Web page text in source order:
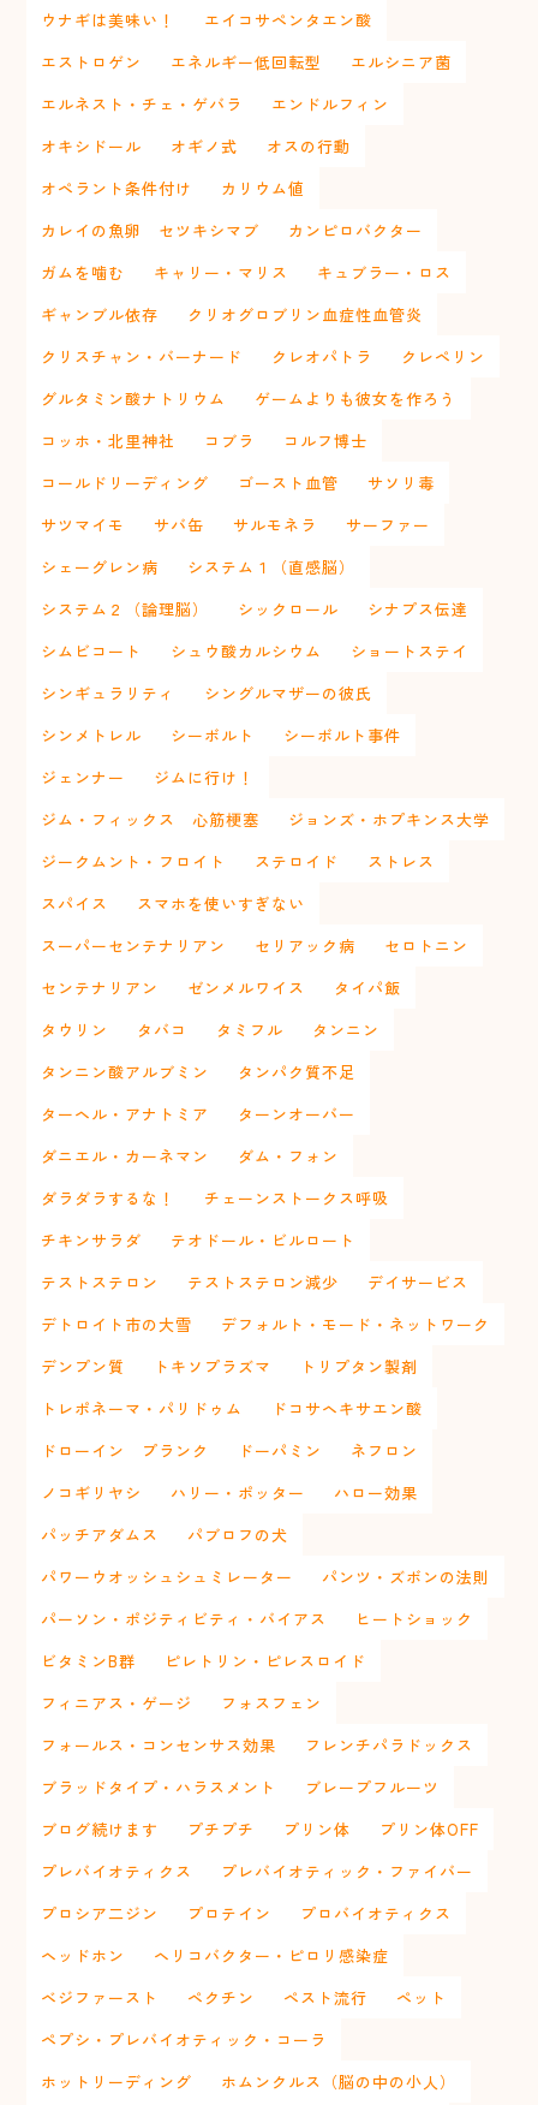
ウナギは美味い！
エイコサペンタエン酸
エストロゲン
エネルギー低回転型
エルシニア菌
エルネスト・チェ・ゲバラ
エンドルフィン
オキシドール
オギノ式
オスの行動
オペラント条件付け
カリウム値
カレイの魚卵 セツキシマブ
カンピロバクター
ガムを噛む
キャリー・マリス
キュブラー・ロス
ギャンブル依存
クリオグロブリン血症性血管炎
クリスチャン・バーナード
クレオパトラ
クレペリン
グルタミン酸ナトリウム
ゲームよりも彼女を作ろう
コッホ・北里神社
コブラ
コルフ博士
コールドリーディング
ゴースト血管
サソリ毒
サツマイモ
サバ缶 サルモネラ
サーファー
シェーグレン病
システム１（直感脳）
システム２（論理脳）
シックロール
シナプス伝達
シムビコート
シュウ酸カルシウム
ショートステイ
シンギュラリティ
シングルマザーの彼氏
シンメトレル
シーボルト
シーボルト事件
ジェンナー
ジムに行け！
ジム・フィックス 心筋梗塞
ジョンズ・ホプキンス大学
ジークムント・フロイト
ステロイド
ストレス
スパイス
スマホを使いすぎない
スーパーセンテナリアン
セリアック病
セロトニン
センテナリアン
ゼンメルワイス
タイパ飯
タウリン
タバコ タミフル
タンニン
タンニン酸アルブミン
タンパク質不足
ターヘル・アナトミア
ターンオーバー
ダニエル・カーネマン
ダム・フォン
ダラダラするな！
チェーンストークス呼吸
チキンサラダ
テオドール・ビルロート
テストステロン
テストステロン減少
デイサービス
デトロイト市の大雪
デフォルト・モード・ネットワーク
デンプン質
トキソプラズマ
トリプタン製剤
トレポネーマ・パリドゥム
ドコサヘキサエン酸
ドローイン プランク
ドーパミン
ネフロン
ノコギリヤシ
ハリー・ポッター
ハロー効果
パッチアダムス
パブロフの犬
パワーウオッシュシュミレーター
パンツ・ズボンの法則
パーソン・ポジティビティ・バイアス
ヒートショック
ビタミンB群
ピレトリン・ピレスロイド
フィニアス・ゲージ
フォスフェン
フォールス・コンセンサス効果
フレンチパラドックス
ブラッドタイプ・ハラスメント
ブレープフルーツ
ブログ続けます
プチプチ プリン体
プリン体OFF
プレバイオティクス
プレバイオティック・ファイバー
プロシア二ジン
プロテイン
プロバイオティクス
ヘッドホン
ヘリコバクター・ピロリ感染症
ベジファースト
ペクチン ペスト流行
ペット
ペプシ・プレバイオティック・コーラ
ホットリーディング
ホムンクルス（脳の中の小人）